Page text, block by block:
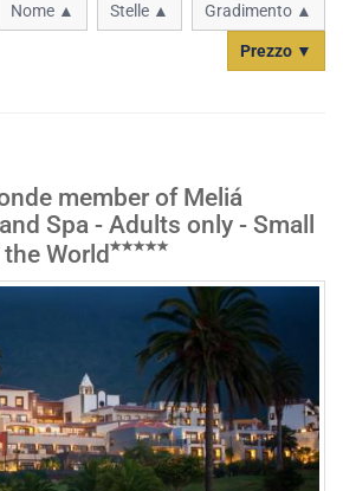
Nome ▲ Stelle ▲ Gradimento ▲
Prezzo ▼
member of Meliá
Spa - Adults only - Small
World